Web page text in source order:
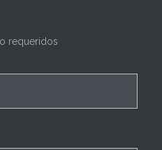
requeridos